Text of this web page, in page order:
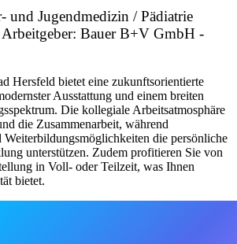
und Jugendmedizin / Pädiatrie
Bauer B+V GmbH -
Hersfeld bietet eine zukunftsorientierte
Ausstattung und einem breiten
Die kollegiale Arbeitsatmosphäre
die Zusammenarbeit, während
die persönliche
unterstützen. Zudem profitieren Sie von
in Voll- oder Teilzeit, was Ihnen
bietet.